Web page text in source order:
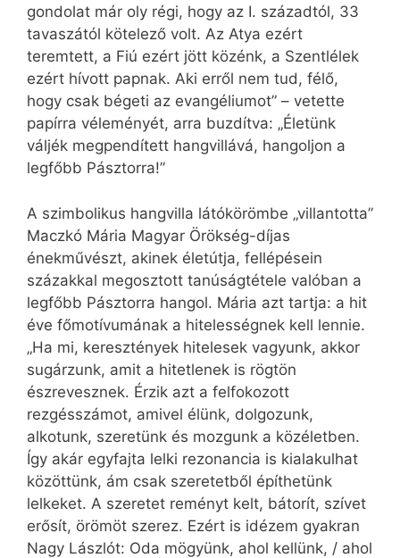
gondolat már oly régi, hogy az I. századtól, 33
tavaszától kötelező volt. Az Atya ezért
teremtett, a Fiú ezért jött közénk, a Szentlélek
ezért hívott papnak. Aki erről nem tud, félő,
hogy csak bégeti az evangéliumot” – vetette
papírra véleményét, arra buzdítva: „Életünk
váljék megpendített hangvillává, hangoljon a
legfőbb Pásztorra!”
A szimbolikus hangvilla látókörömbe „villantotta”
Maczkó Mária Magyar Örökség-díjas
énekművészt, akinek életútja, fellépésein
százakkal megosztott tanúságtétele valóban a
legfőbb Pásztorra hangol. Mária azt tartja: a hit
éve főmotívumának a hitelességnek kell lennie.
„Ha mi, keresztények hitelesek vagyunk, akkor
sugárzunk, amit a hitetlenek is rögtön
észrevesznek. Érzik azt a felfokozott
rezgésszámot, amivel élünk, dolgozunk,
alkotunk, szeretünk és mozgunk a közéletben.
Így akár egyfajta lelki rezonancia is kialakulhat
közöttünk, ám csak szeretetből építhetünk
lelkeket. A szeretet reményt kelt, bátorít, szívet
erősít, örömöt szerez. Ezért is idézem gyakran
Nagy Lászlót: Oda mögyünk, ahol kellünk, / ahol